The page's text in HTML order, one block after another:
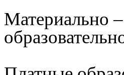
Материально